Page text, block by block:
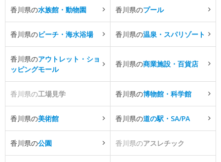
香川県の水族館・動物園 香川県のプール
香川県のビーチ・海水浴場 香川県の温泉・スパリゾート
香川県のアウトレット・ショ
ッピングモール
香川県の商業施設・百貨店
香川県の工場見学 香川県の博物館・科学館
香川県の美術館 香川県の道の駅・SA/PA
香川県の公園 香川県のアスレチック